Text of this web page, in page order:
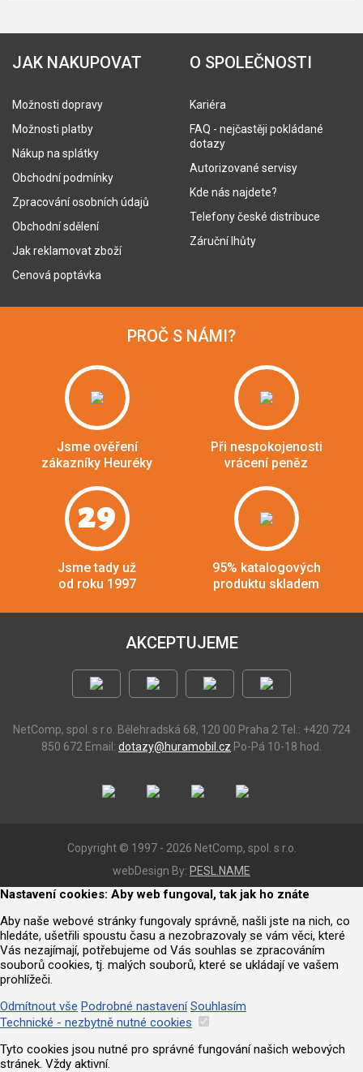
JAK NAKUPOVAT
Možnosti dopravy
Možnosti platby
Nákup na splátky
Obchodní podmínky
Zpracování osobních údajů
Obchodní sdělení
Jak reklamovat zboží
Cenová poptávka
O SPOLEČNOSTI
Kariéra
FAQ - nejčastěji pokládané
dotazy
Autorizované servisy
Kde nás najdete?
Telefony české distribuce
Záruční lhůty
PROČ S NÁMI?
Jsme ověření
zákazníky Heuréky
Při nespokojenosti
vrácení peněz
29
Jsme tady už
od roku 1997
95% katalogových
produktu skladem
AKCEPTUJEME
NetComp, spol. s r.o. Bělehradská 68, 120 00 Praha 2 Tel.: +420 724
850 672 Email: dotazy@huramobil.cz Po-Pá 10-18 hod.
Copyright © 1997 - 2026 NetComp, spol. s r.o.
webDesign By: PESL.NAME
Nastavení cookies: Aby web fungoval, tak jak ho znáte
Aby naše webové stránky fungovaly správně, našli jste na nich, co
hledáte, ušetřili spoustu času a nezobrazovaly se vám věci, které
Vás nezajímají, potřebujeme od Vás souhlas se zpracováním
souborů cookies, tj. malých souborů, které se ukládají ve vašem
prohlížeči.
Odmítnout vše Podrobné nastavení Souhlasím
Technické - nezbytně nutné cookies
Tyto cookies jsou nutné pro správné fungování našich webových
stránek. Vždy aktivní.